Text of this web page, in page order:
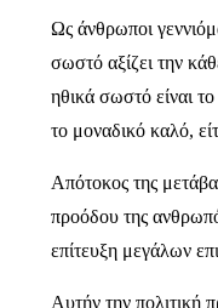
Ως άνθρωποι
σωστό αξίζει την
ηθικά σωστό είναι
το μοναδικό καλό,
Απότοκος της
προόδου της
επίτευξη μεγάλων
Αυτήν την πολιτική